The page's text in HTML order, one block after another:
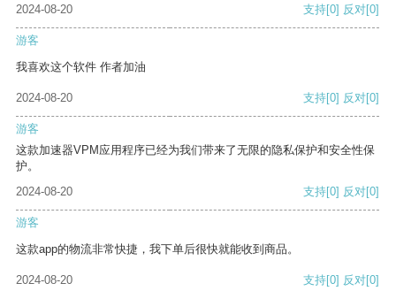
2024-08-20
支持[0] 反对[0]
游客
我喜欢这个软件 作者加油
2024-08-20 支持[0] 反对[0]
游客
这款加速器VPM应用程序已经为我们带来了无限的隐私保护和安全性保
护。
2024-08-20
支持[0] 反对[0]
游客
这款app的物流非常快捷，我下单后很快就能收到商品。
2024-08-20 支持[0] 反对[0]